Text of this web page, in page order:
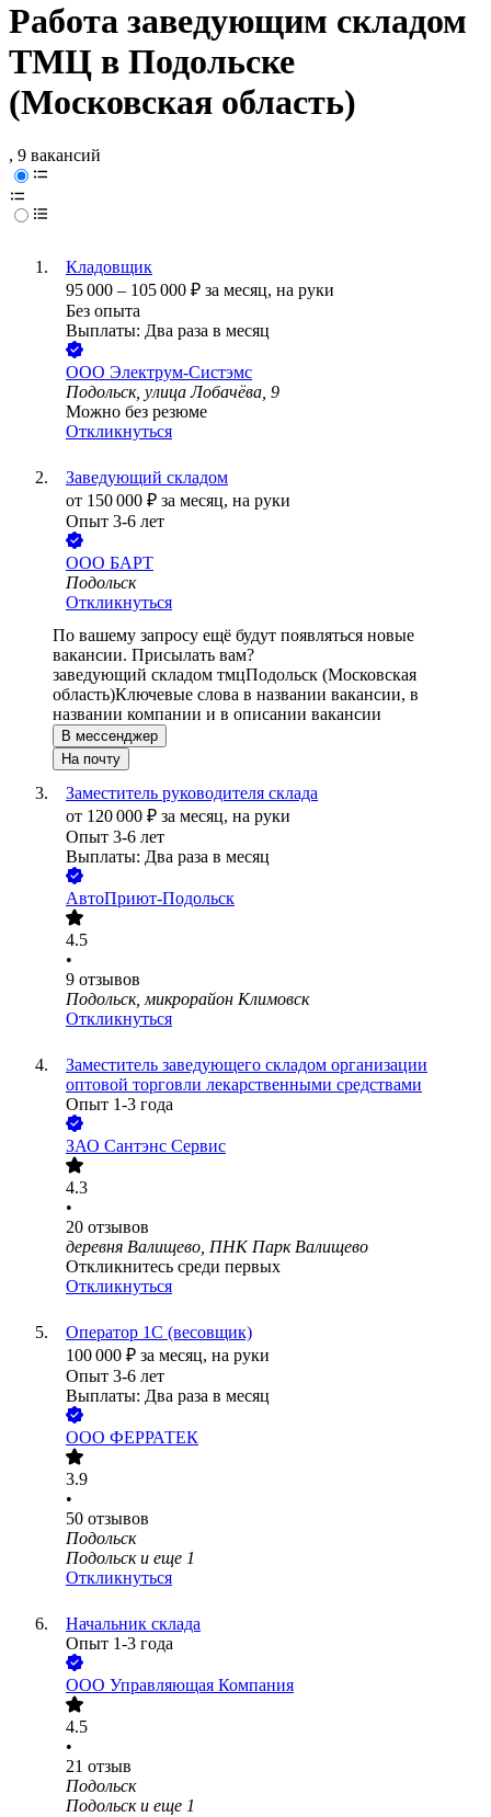
Работа заведующим складом
ТМЦ в Подольске
(Московская область)
, 9 вакансий
Кладовщик
95 000 – 105 000 ₽ за месяц, на руки
Без опыта
Выплаты: Два раза в месяц
ООО Электрум-Систэмс
Подольск, улица Лобачёва, 9
Можно без резюме
Откликнуться
Заведующий складом
от 150 000 ₽ за месяц, на руки
Опыт 3-6 лет
ООО БАРТ
Подольск
Откликнуться
По вашему запросу ещё будут появляться новые
вакансии. Присылать вам?
заведующий складом тмцПодольск (Московская
область)Ключевые слова в названии вакансии, в
названии компании и в описании вакансии
В мессенджер
На почту
Заместитель руководителя склада
от 120 000 ₽ за месяц, на руки
Опыт 3-6 лет
Выплаты: Два раза в месяц
АвтоПриют-Подольск
4.5
•
9 отзывов
Подольск, микрорайон Климовск
Откликнуться
Заместитель заведующего складом организации
оптовой торговли лекарственными средствами
Опыт 1-3 года
ЗАО Сантэнс Сервис
4.3
•
20 отзывов
деревня Валищево, ПНК Парк Валищево
Откликнитесь среди первых
Откликнуться
Оператор 1С (весовщик)
100 000 ₽ за месяц, на руки
Опыт 3-6 лет
Выплаты: Два раза в месяц
ООО ФЕРРАТЕК
3.9
•
50 отзывов
Подольск
Подольск и еще 1
Откликнуться
Начальник склада
Опыт 1-3 года
ООО Управляющая Компания
4.5
•
21 отзыв
Подольск
Подольск и еще 1